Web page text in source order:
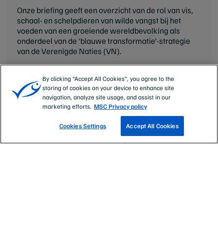
Onze briefing geeft een overzicht van de rol van vis,
schaal- en schelpdieren van wilde vangst bij het
voeden van een groeiende wereldbevolking als
onderdeel van de 'blauwe transformatie'-strategie
van de Verenigde Naties (VN).
DOWNLOAD
Help
By clicking “Accept All Cookies”, you agree to the
storing of cookies on your device to enhance site
navigation, analyze site usage, and assist in our
marketing efforts. MSC Privacy policy
Cookies Settings Accept All Cookies